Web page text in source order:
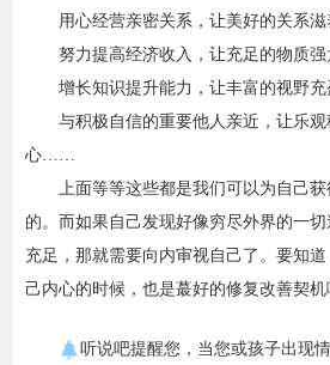
用心经营亲密关系，让美好的关系
努力提高经济收入，让充足的物质
增长知识提升能力，让丰富的视野
与积极自信的重要他人亲近，让乐
心……
上面等等这些都是我们可以为自己
的。而如果自己发现好像穷尽外界的一
充足，那就需要向内审视自己了。要知
己内心的时候，也是蕞好的修复改善契机
听说吧提醒您，当您或孩子出现